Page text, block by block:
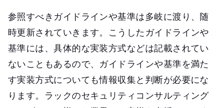
参照すべきガイドラインや基準は多岐に渡り、随
時更新されていきます。こうしたガイドラインや
基準には、具体的な実装方式などは記載されてい
ないこともあるので、ガイドラインや基準を満た
す実装方式についても情報収集と判断が必要にな
ります。ラックのセキュリティコンサルティング